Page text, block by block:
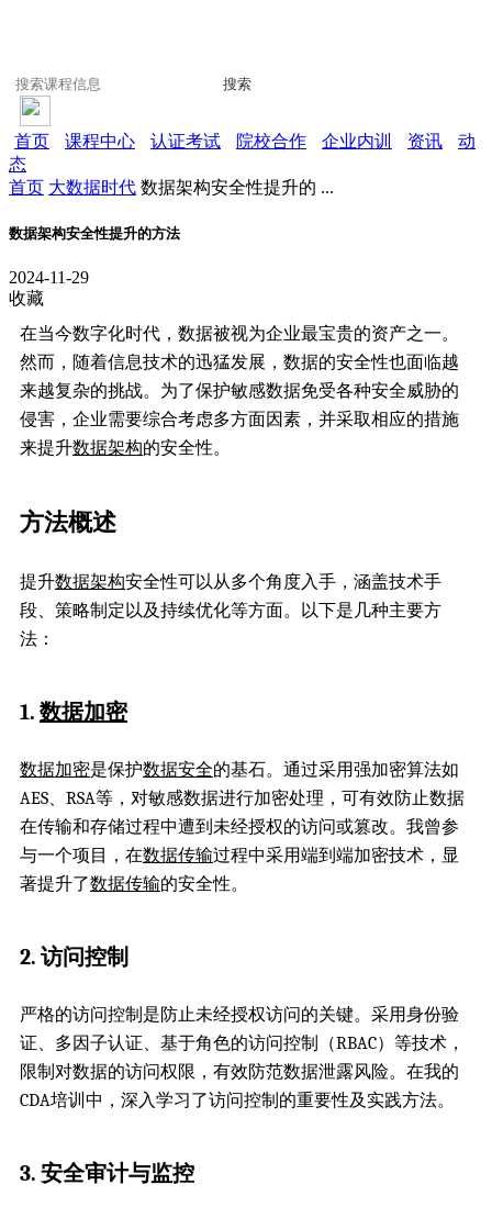
搜索
首页 课程中心 认证考试 院校合作 企业内训 资讯
动
态
首页 大数据时代 数据架构安全性提升的 ...
数据架构安全性提升的方法
2024-11-29
收藏
在当今数字化时代，数据被视为企业最宝贵的资产之一。
然而，随着信息技术的迅猛发展，数据的安全性也面临越
来越复杂的挑战。为了保护敏感数据免受各种安全威胁的
侵害，企业需要综合考虑多方面因素，并采取相应的措施
来提升数据架构的安全性。
方法概述
提升数据架构安全性可以从多个角度入手，涵盖技术手
段、策略制定以及持续优化等方面。以下是几种主要方
法：
1. 数据加密
数据加密是保护数据安全的基石。通过采用强加密算法如
AES、RSA等，对敏感数据进行加密处理，可有效防止数据
在传输和存储过程中遭到未经授权的访问或篡改。我曾参
与一个项目，在数据传输过程中采用端到端加密技术，显
著提升了数据传输的安全性。
2. 访问控制
严格的访问控制是防止未经授权访问的关键。采用身份验
证、多因子认证、基于角色的访问控制（RBAC）等技术，
限制对数据的访问权限，有效防范数据泄露风险。在我的
CDA培训中，深入学习了访问控制的重要性及实践方法。
3. 安全审计与监控